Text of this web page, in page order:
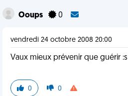
Ooups 0
vendredi 24 octobre 2008 20:00
Vaux mieux prévenir que guérir :s
0 0